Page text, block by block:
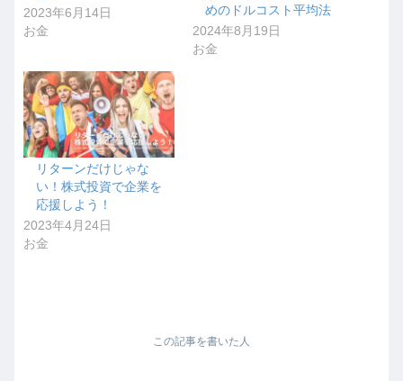
2023年6月14日
お金
めのドルコスト平均法
2024年8月19日
お金
リターンだけじゃな
い！株式投資で企業を
応援しよう！
2023年4月24日
お金
この記事を書いた人